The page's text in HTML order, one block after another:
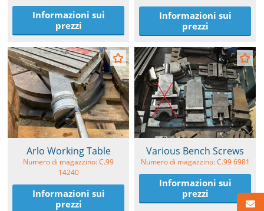
Informazioni sui
prezzi
Informazioni sui
prezzi
Arlo Working Table
Numero di magazzino: C.99
14240
Informazioni sui
prezzi
Various Bench Screws
Numero di magazzino: C.99 6981
Informazioni sui
prezzi